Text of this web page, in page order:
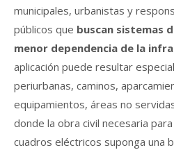
municipales, urbanistas y
públicos que buscan sistemas
menor dependencia de la
aplicación puede resultar
periurbanas, caminos,
equipamientos, áreas no
donde la obra civil necesaria
cuadros eléctricos suponga una